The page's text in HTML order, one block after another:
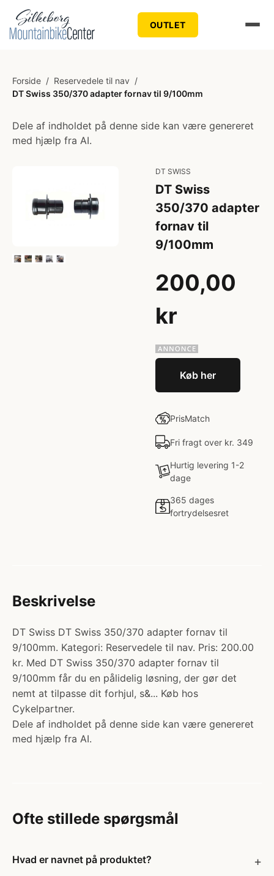
OUTLET
Forside / Reservedele til nav /
DT Swiss 350/370 adapter fornav til 9/100mm
Dele af indholdet på denne side kan være genereret
med hjælp fra AI.
DT SWISS
DT Swiss
350/370 adapter
fornav til
9/100mm
200,00
kr
Køb her
PrisMatch
Fri fragt over kr. 349
Hurtig levering 1-2
dage
365 dages
fortrydelsesret
Beskrivelse
DT Swiss DT Swiss 350/370 adapter fornav til
9/100mm. Kategori: Reservedele til nav. Pris: 200.00
kr. Med DT Swiss 350/370 adapter fornav til
9/100mm får du en pålidelig løsning, der gør det
nemt at tilpasse dit forhjul, s&... Køb hos
Cykelpartner.
Dele af indholdet på denne side kan være genereret
med hjælp fra AI.
Ofte stillede spørgsmål
Hvad er navnet på produktet?